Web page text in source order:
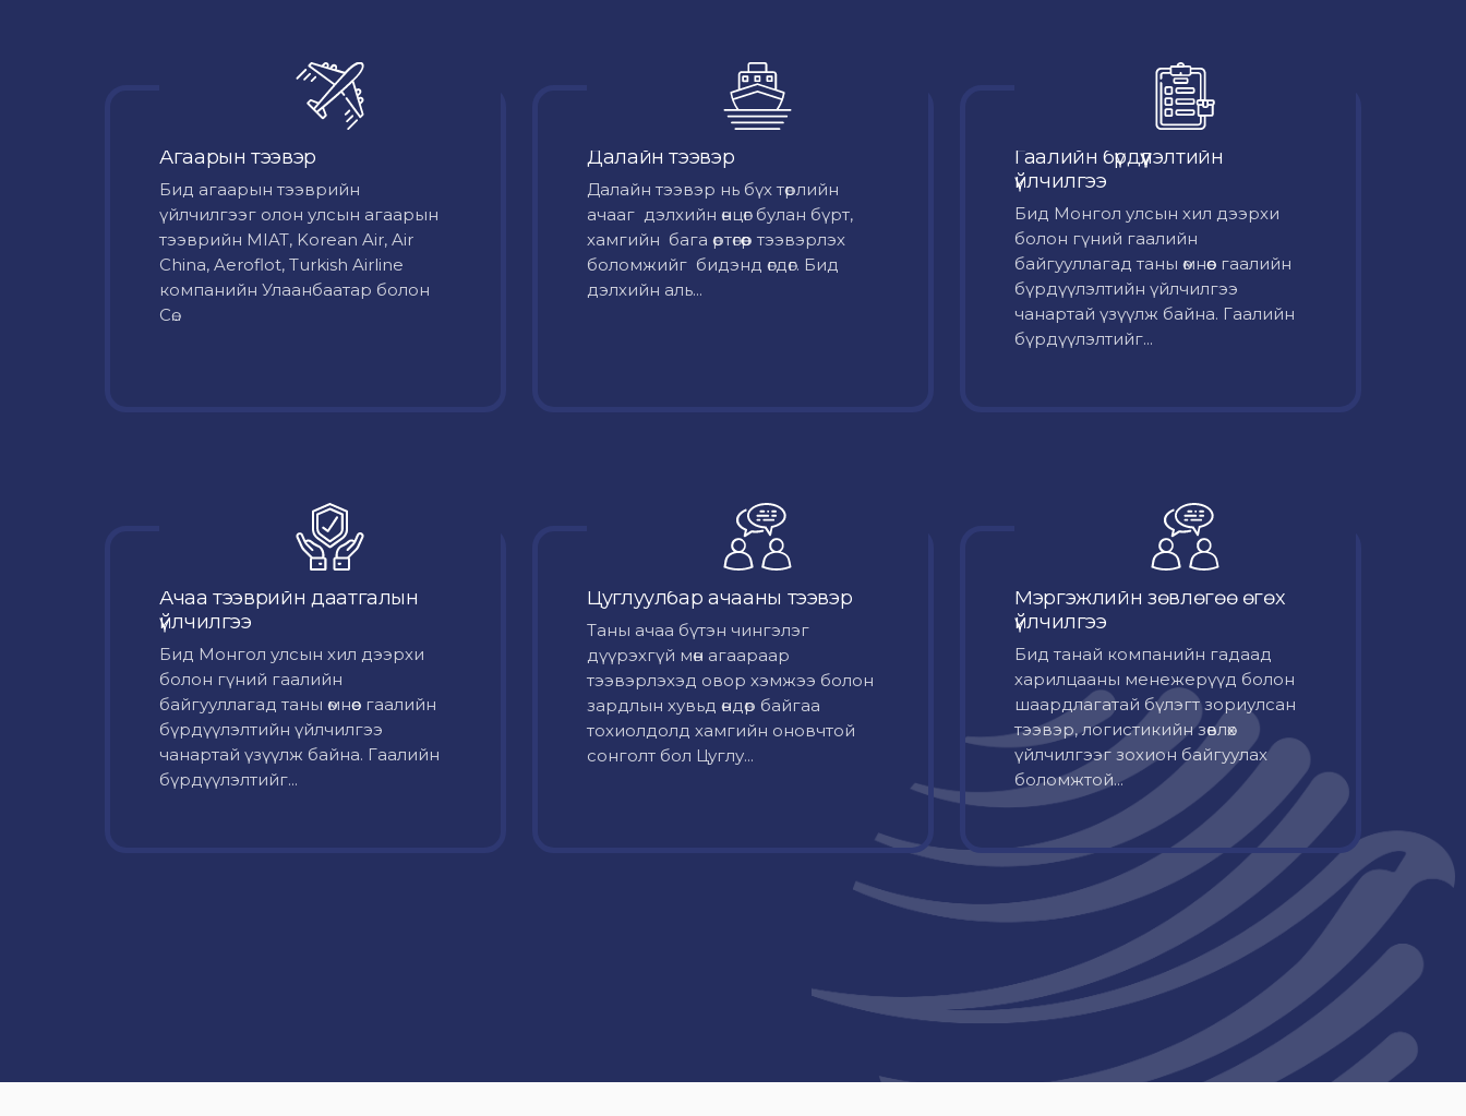
Агаарын тээвэр
Бид агаарын тээврийн
үйлчилгээг олон улсын агаарын
тээврийн MIAT, Korean Air, Air
China, Aeroflot, Turkish Airline
компанийн Улаанбаатар болон
Сө...
Далайн тээвэр
Далайн тээвэр нь бүх төрлийн
ачааг дэлхийн өнцөг булан бүрт,
хамгийн бага өртөгөөр тээвэрлэх
боломжийг бидэнд өгдөг. Бид
дэлхийн аль...
Гаалийн бүрдүүлэлтийн
үйлчилгээ
Бид Монгол улсын хил дээрхи
болон гүний гаалийн
байгууллагад таны өмнөөс гаалийн
бүрдүүлэлтийн үйлчилгээ
чанартай үзүүлж байна. Гаалийн
бүрдүүлэлтийг...
Ачаа тээврийн даатгалын
үйлчилгээ
Бид Монгол улсын хил дээрхи
болон гүний гаалийн
байгууллагад таны өмнөөс гаалийн
бүрдүүлэлтийн үйлчилгээ
чанартай үзүүлж байна. Гаалийн
бүрдүүлэлтийг...
Цуглуулбар ачааны тээвэр
Таны ачаа бүтэн чингэлэг
дүүрэхгүй мөн агаараар
тээвэрлэхэд овор хэмжээ болон
зардлын хувьд өндөр байгаа
тохиолдолд хамгийн оновчтой
сонголт бол Цуглу...
Мэргэжлийн зөвлөгөө өгөх
үйлчилгээ
Бид танай компанийн гадаад
харилцааны менежерүүд болон
шаардлагатай бүлэгт зориулсан
тээвэр, логистикийн зөвлөх
үйлчилгээг зохион байгуулах
боломжтой...